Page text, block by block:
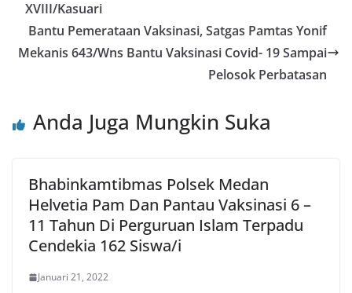
XVIII/Kasuari
Bantu Pemerataan Vaksinasi, Satgas Pamtas Yonif
Mekanis 643/Wns Bantu Vaksinasi Covid- 19 Sampai
Pelosok Perbatasan
Anda Juga Mungkin Suka
Bhabinkamtibmas Polsek Medan
Helvetia Pam Dan Pantau Vaksinasi 6 –
11 Tahun Di Perguruan Islam Terpadu
Cendekia 162 Siswa/i
Januari 21, 2022